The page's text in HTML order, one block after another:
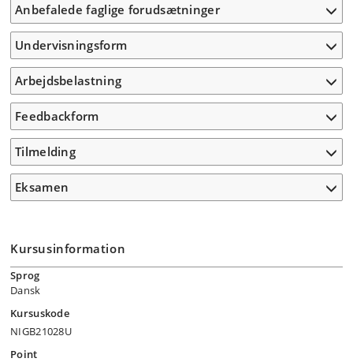
Anbefalede faglige forudsætninger
Undervisningsform
Arbejdsbelastning
Feedbackform
Tilmelding
Eksamen
Kursusinformation
Sprog
Dansk
Kursuskode
NIGB21028U
Point